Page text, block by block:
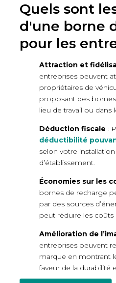
Quels sont
d'une borne
pour les
Attraction et
entreprises peuvent
propriétaires de
proposant des
lieu de travail ou dans
Déduction fiscale :
déductibilité
selon votre
d’établissement.
Économies sur les
bornes de recharge
par des sources
peut réduire les coûts
Amélioration de
entreprises peuvent
marque en montrant
faveur de la durabilité